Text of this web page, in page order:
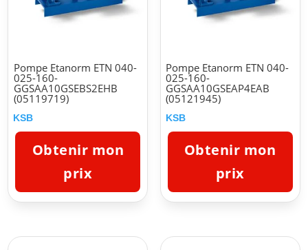
Pompe Etanorm ETN 040-
025-160-
GGSAA10GSEBS2EHB
(05119719)
KSB
Obtenir mon
prix
Pompe Etanorm ETN 040-
025-160-
GGSAA10GSEAP4EAB
(05121945)
KSB
Obtenir mon
prix